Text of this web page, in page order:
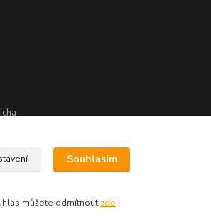
Souhlasím
můžete odmítnout zde.